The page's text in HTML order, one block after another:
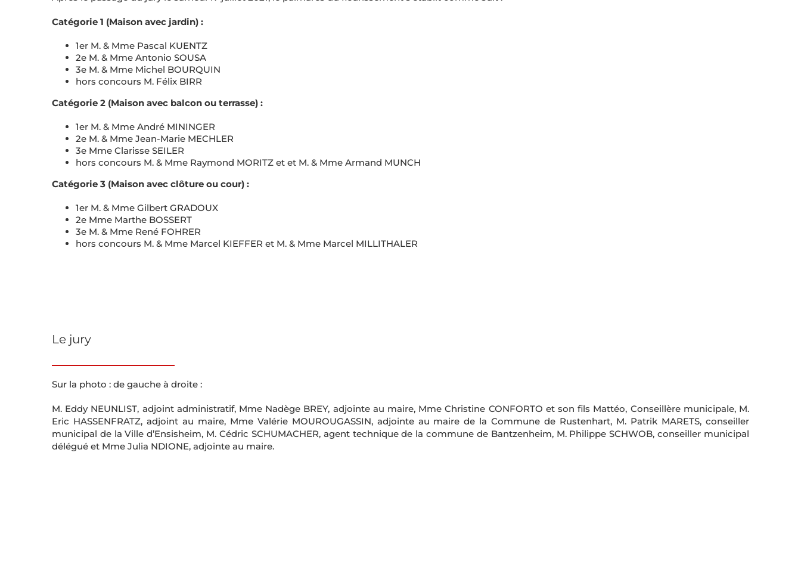
Catégorie 1 (Maison avec jardin) :
1er M. & Mme Pascal KUENTZ
2e M. & Mme Antonio SOUSA
3e M. & Mme Michel BOURQUIN
hors concours M. Félix BIRR
Catégorie 2 (Maison avec balcon ou terrasse) :
1er M. & Mme André MININGER
2e M. & Mme Jean-Marie MECHLER
3e Mme Clarisse SEILER
hors concours M. & Mme Raymond MORITZ et et M. & Mme Armand MUNCH
Catégorie 3 (Maison avec clôture ou cour) :
1er M. & Mme Gilbert GRADOUX
2e Mme Marthe BOSSERT
3e M. & Mme René FOHRER
hors concours M. & Mme Marcel KIEFFER et M. & Mme Marcel MILLITHALER
Le jury
Sur la photo : de gauche à droite :
M. Eddy NEUNLIST, adjoint administratif, Mme Nadège BREY, adjointe au maire, Mme Christine CONFORTO et son fils Mattéo, Conseillère municipale, M.
Eric HASSENFRATZ, adjoint au maire, Mme Valérie MOUROUGASSIN, adjointe au maire de la Commune de Rustenhart, M. Patrik MARETS, conseiller
municipal de la Ville d’Ensisheim, M. Cédric SCHUMACHER, agent technique de la commune de Bantzenheim, M. Philippe SCHWOB, conseiller municipal
délégué et Mme Julia NDIONE, adjointe au maire.